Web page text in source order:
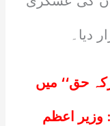
دیا۔
حق‘‘ میں
وزیر اعظم